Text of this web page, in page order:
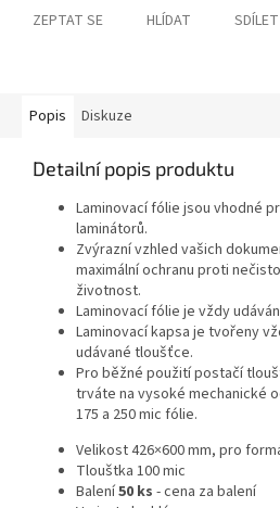
ZEPTAT SE HLÍDAT SDÍLET
Popis Diskuze
Detailní popis produktu
Laminovací fólie jsou vhodné
laminátorů.
Zvýrazní vzhled vašich
maximální ochranu proti
životnost.
Laminovací fólie je vždy
Laminovací kapsa je tvořeny
udávané tloušťce.
Pro běžné použití postačí
trváte na vysoké mechanické
175 a 250 mic fólie.
Velikost 426×600 mm, pro
Tlouštka 100 mic
Balení50 ks - cena za balení